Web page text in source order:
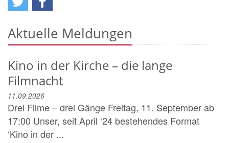
Aktuelle Meldungen
Kino in der Kirche – die lange
Filmnacht
11.09.2026
Drei Filme – drei Gänge Freitag, 11. September ab
17:00 Unser, seit April ‘24 bestehendes Format
‘Kino in der ...